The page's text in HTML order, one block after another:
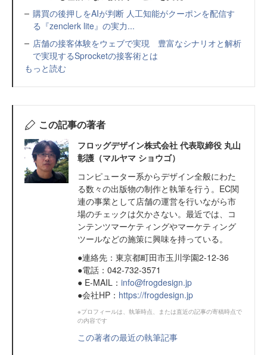
購買の後押しをAIが判断 人工知能がクーポンを配信す
る『zenclerk lite』の実力...
店舗の接客体験をウェブで実現 豊富なシナリオと解析
で実現するSprocketの接客術とは
もっと読む
この記事の著者
フロッグデザイン株式会社 代表取締役 丸山
彰護（マルヤマ ショウゴ）
コンピューター系からデザイン全般にわた
る数々の出版物の制作と執筆を行う。EC関
連の事業として店舗の運営を行いながら市
場のチェックは欠かさない。最近では、コ
ンテンツマーケティングやマーケティング
ツールなどの施策に興味を持っている。
●連絡先：東京都町田市玉川学園2-12-36
●電話：042-732-3571
● E-MAIL： info@frogdesign.jp
●会社HP： https://frogdesign.jp
※プロフィールは、執筆時点、または直近の記事の寄稿時点で
の内容です
この著者の最近の執筆記事